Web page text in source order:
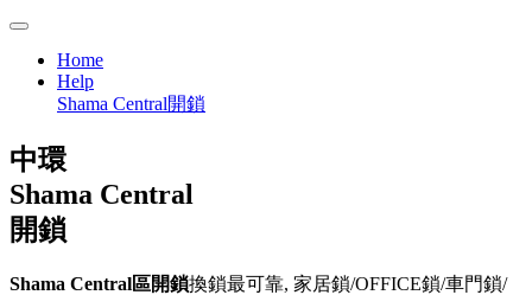
Home
Help
Shama Central開鎖
中環
Shama Central
開鎖
Shama Central區開鎖換鎖最可靠, 家居鎖/OFFICE鎖/車門鎖/